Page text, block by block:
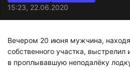
15:23, 22.06.2020
Вечером 20 июня мужчина,
собственного участка, выстрелил
в проплывавшую неподалёку